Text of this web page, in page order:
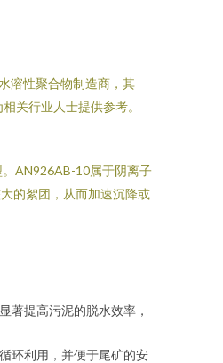
溶性聚合物制造商，其
关行业人士提供参考。
AN926AB-10属于阴离子
的絮团，从而加速沉降或
著提高污泥的脱水效率，
环利用，并便于尾矿的安